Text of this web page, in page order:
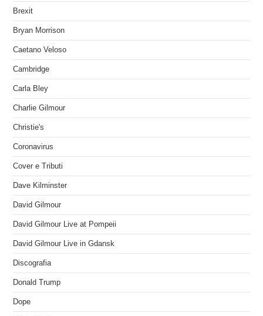
Brexit
Bryan Morrison
Caetano Veloso
Cambridge
Carla Bley
Charlie Gilmour
Christie's
Coronavirus
Cover e Tributi
Dave Kilminster
David Gilmour
David Gilmour Live at Pompeii
David Gilmour Live in Gdansk
Discografia
Donald Trump
Dope